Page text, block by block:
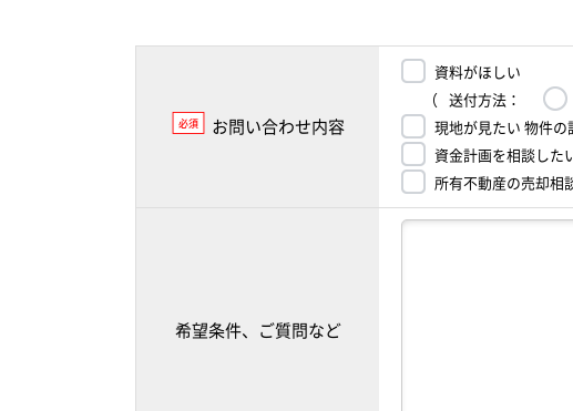
必須 お問い合わせ内容
資料がほしい
（ 送付方法：
現地が見たい 物件の
資金計画を相談した
所有不動産の売却相
希望条件、ご質問など